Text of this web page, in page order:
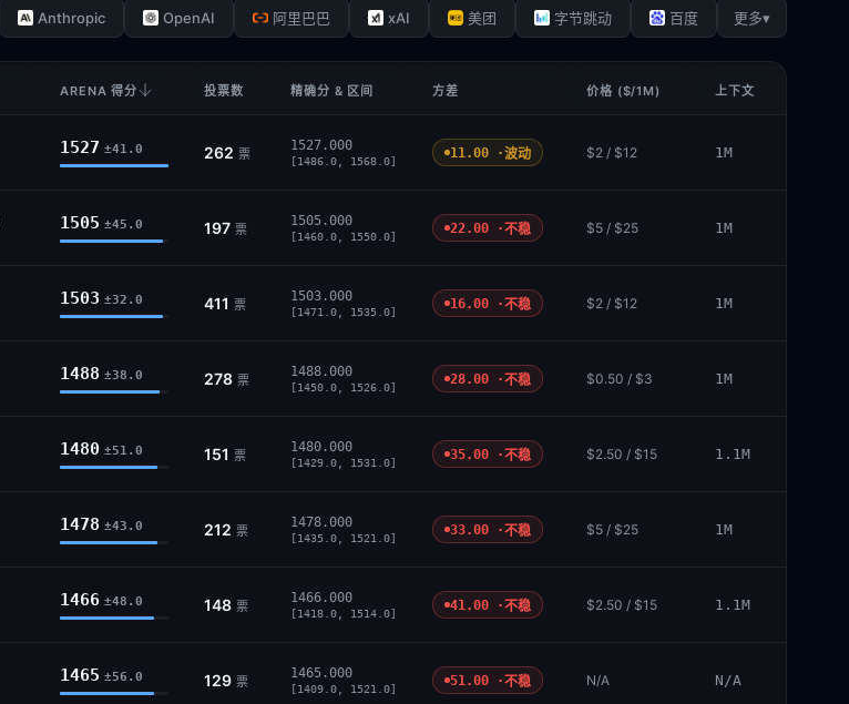
Anthropic OpenAI 阿里巴巴 xAI 美团 字节跳动 百度 更多▾
ARENA 得分 投票数 精确分 & 区间 方差 价格 ($/1M) 上下文
1527 ±41.0 262 票
1527.000
[1486.0, 1568.0]
11.00 ·波动 $2 / $12 1M
1505 ±45.0 197 票
1505.000
[1460.0, 1550.0]
22.00 ·不稳 $5 / $25 1M
1503 ±32.0 411 票
1503.000
[1471.0, 1535.0]
16.00 ·不稳 $2 / $12 1M
1488 ±38.0 278 票
1488.000
[1450.0, 1526.0]
28.00 ·不稳 $0.50 / $3 1M
1480 ±51.0 151 票
1480.000
[1429.0, 1531.0]
35.00 ·不稳 $2.50 / $15 1.1M
1478 ±43.0 212 票
1478.000
[1435.0, 1521.0]
33.00 ·不稳 $5 / $25 1M
1466 ±48.0 148 票
1466.000
[1418.0, 1514.0]
41.00 ·不稳 $2.50 / $15 1.1M
1465 ±56.0 129 票
1465.000
[1409.0, 1521.0]
51.00 ·不稳 N/A N/A